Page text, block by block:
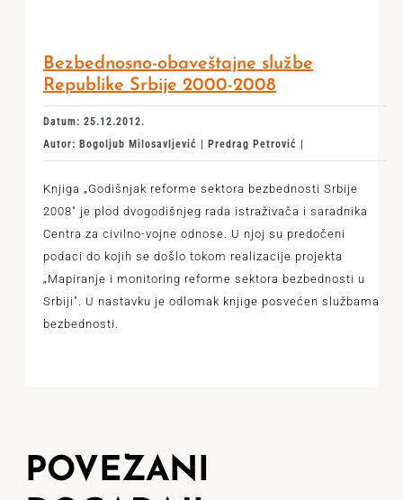
Bezbednosno-obaveštajne službe
Republike Srbije 2000-2008
Datum: 25.12.2012.
Autor: Bogoljub Milosavljević | Predrag Petrović |
Knjiga „Godišnjak reforme sektora bezbednosti Srbije
2008" je plod dvogodišnjeg rada istraživača i saradnika
Centra za civilno-vojne odnose. U njoj su predočeni
podaci do kojih se došlo tokom realizacije projekta
„Mapiranje i monitoring reforme sektora bezbednosti u
Srbiji". U nastavku je odlomak knjige posvećen službama
bezbednosti.
POVEZANI